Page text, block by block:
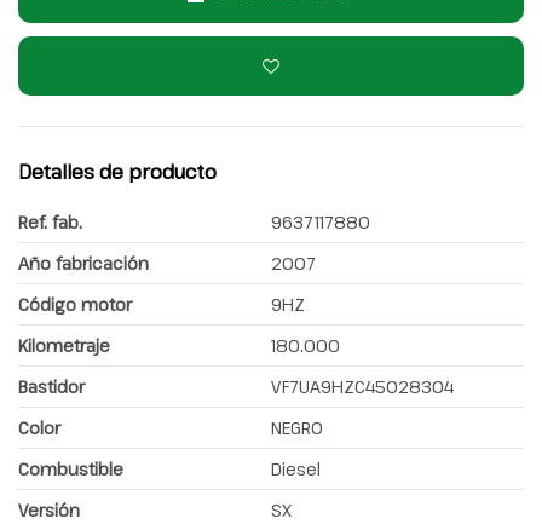
Detalles de producto
Ref. fab.
9637117880
Año fabricación
2007
Código motor
9HZ
Kilometraje
180.000
Bastidor
VF7UA9HZC45028304
Color
NEGRO
Combustible
Diesel
Versión
SX